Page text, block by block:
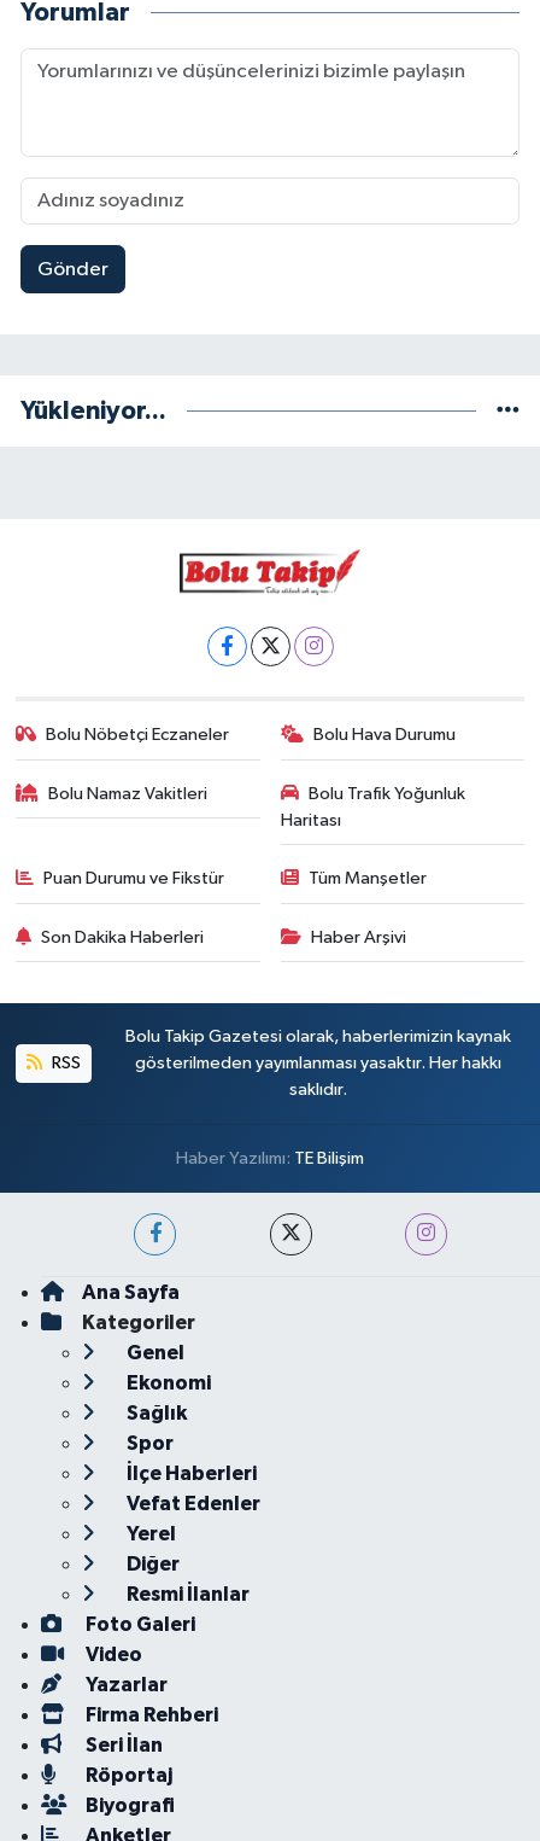
Yorumlar
Gönder
Yükleniyor...
Bolu Nöbetçi Eczaneler Bolu Hava Durumu
Bolu Namaz Vakitleri
Bolu Trafik Yoğunluk
Haritası
Puan Durumu ve Fikstür Tüm Manşetler
Son Dakika Haberleri Haber Arşivi
RSS
Bolu Takip Gazetesi olarak, haberlerimizin kaynak
gösterilmeden yayımlanması yasaktır. Her hakkı
saklıdır.
Haber Yazılımı: TE Bilişim
Ana Sayfa
Kategoriler
Genel
Ekonomi
Sağlık
Spor
İlçe Haberleri
Vefat Edenler
Yerel
Diğer
Resmi İlanlar
Foto Galeri
Video
Yazarlar
Firma Rehberi
Seri İlan
Röportaj
Biyografi
Anketler